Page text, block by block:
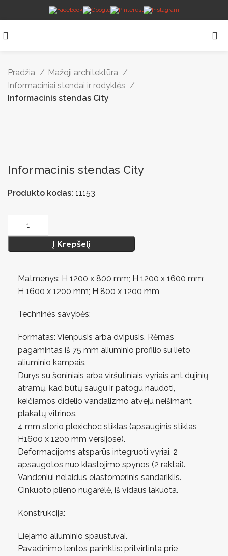
Pradžia
Mažoji architektūra
Informaciniai stendai ir rodyklės
Informacinis stendas City
Informacinis stendas City
Produkto kodas: 11153
Į Krepšelį
Matmenys: H 1200 x 800 mm; H 1200 x 1600 mm;
H 1600 x 1200 mm; H 800 x 1200 mm
Techninės savybės:
Formatas: Vienpusis arba dvipusis. Rėmas
pagamintas iš 75 mm aliuminio profilio su lieto
aliuminio kampais.
Durys su šoniniais arba viršutiniais vyriais ant dujinių
atramų, kad būtų saugu ir patogu naudoti,
keičiamos didelio vandalizmo atveju neišimant
plakatų vitrinos.
4 mm storio plexichoc stiklas (apsauginis stiklas
H1600 x 1200 mm versijose).
Deformacijoms atsparūs integruoti vyriai. 2
apsaugotos nuo klastojimo spynos (2 raktai).
Vandeniui nelaidus elastomerinis sandariklis.
Cinkuoto plieno nugarėlė, iš vidaus lakuota.
Konstrukcija:
Liejamo aliuminio spaustuvai.
Pavadinimo lentos parinktis: pritvirtinta prie